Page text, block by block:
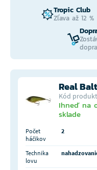
Tropic Club
Zľava až 12 %
Real
Kód
Ihneď na
sklade
Počet
háčikov
2
Technika
lovu